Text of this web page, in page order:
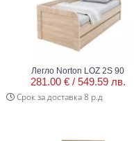
Легло Norton LOZ 2S 90
281.00 € / 549.59 лв.
Срок за доставка 8 р.д